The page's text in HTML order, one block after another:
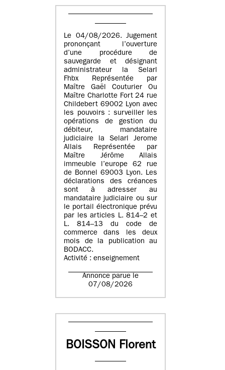
Le 04/08/2026. Jugement
prononçant l’ouverture
d’une procédure de
sauvegarde et désignant
administrateur la Selarl
Fhbx Représentée par
Maître Gaël Couturier Ou
Maître Charlotte Fort 24 rue
Childebert 69002 Lyon avec
les pouvoirs : surveiller les
opérations de gestion du
débiteur, mandataire
judiciaire la Selarl Jerome
Allais Représentée par
Maître Jérôme Allais
immeuble l’europe 62 rue
de Bonnel 69003 Lyon. Les
déclarations des créances
sont à adresser au
mandataire judiciaire ou sur
le portail électronique prévu
par les articles L. 814–2 et
L. 814–13 du code de
commerce dans les deux
mois de la publication au
BODACC.
Activité : enseignement
Annonce parue le
07/08/2026
BOISSON Florent